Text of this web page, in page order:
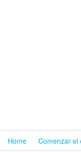
Home Comenzar el